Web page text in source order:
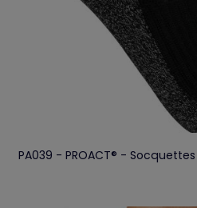
PA039 - PROACT® -